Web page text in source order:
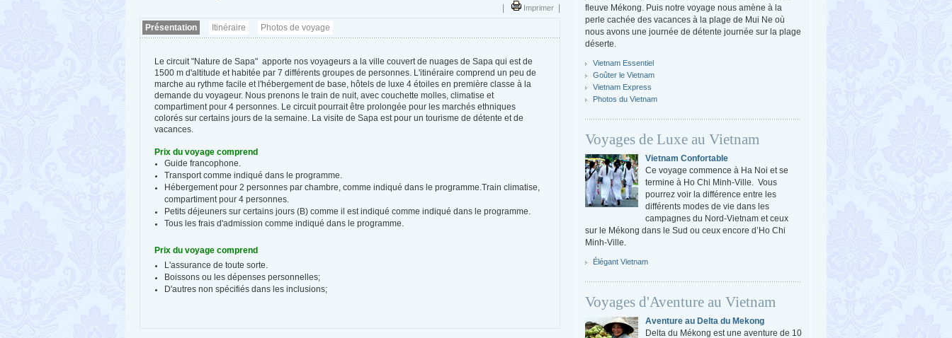
Imprimer
Présentation Itinéraire Photos de voyage
Le circuit "Nature de Sapa" apporte nos voyageurs a la ville couvert de nuages de Sapa qui est de
1500 m d'altitude et habitée par 7 différents groupes de personnes. L'itinéraire comprend un peu de
marche au rythme facile et l'hébergement de base, hôtels de luxe 4 étoiles en première classe à la
demande du voyageur. Nous prenons le train de nuit, avec couchette molles, climatise et
compartiment pour 4 personnes. Le circuit pourrait être prolongée pour les marchés ethniques
colorés sur certains jours de la semaine. La visite de Sapa est pour un tourisme de détente et de
vacances.
Prix du voyage comprend
Guide francophone.
Transport comme indiqué dans le programme.
Hébergement pour 2 personnes par chambre, comme indiqué dans le programme. Train climatise,
compartiment pour 4 personnes.
Petits déjeuners sur certains jours (B) comme il est indiqué comme indiqué dans le programme.
Tous les frais d'admission comme indiqué dans le programme.
Prix du voyage comprend
L'assurance de toute sorte.
Boissons ou les dépenses personnelles;
D'autres non spécifiés dans les inclusions;
fleuve Mékong. Puis notre voyage nous amène à la
perle cachée des vacances à la plage de Mui Ne où
nous avons une journée de détente journée sur la plage
déserte.
Vietnam Essentiel
Goûter le Vietnam
Vietnam Express
Photos du Vietnam
Voyages de Luxe au Vietnam
Vietnam Confortable
Ce voyage commence à Ha Noi et se
termine à Ho Chi Minh-Ville. Vous
pourrez voir la différence entre les
différents modes de vie dans les
campagnes du Nord-Vietnam et ceux
sur le Mékong dans le Sud ou ceux encore d’Ho Chi
Minh-Ville.
Élégant Vietnam
Voyages d'Aventure au Vietnam
Aventure au Delta du Mekong
Delta du Mékong est une aventure de 10